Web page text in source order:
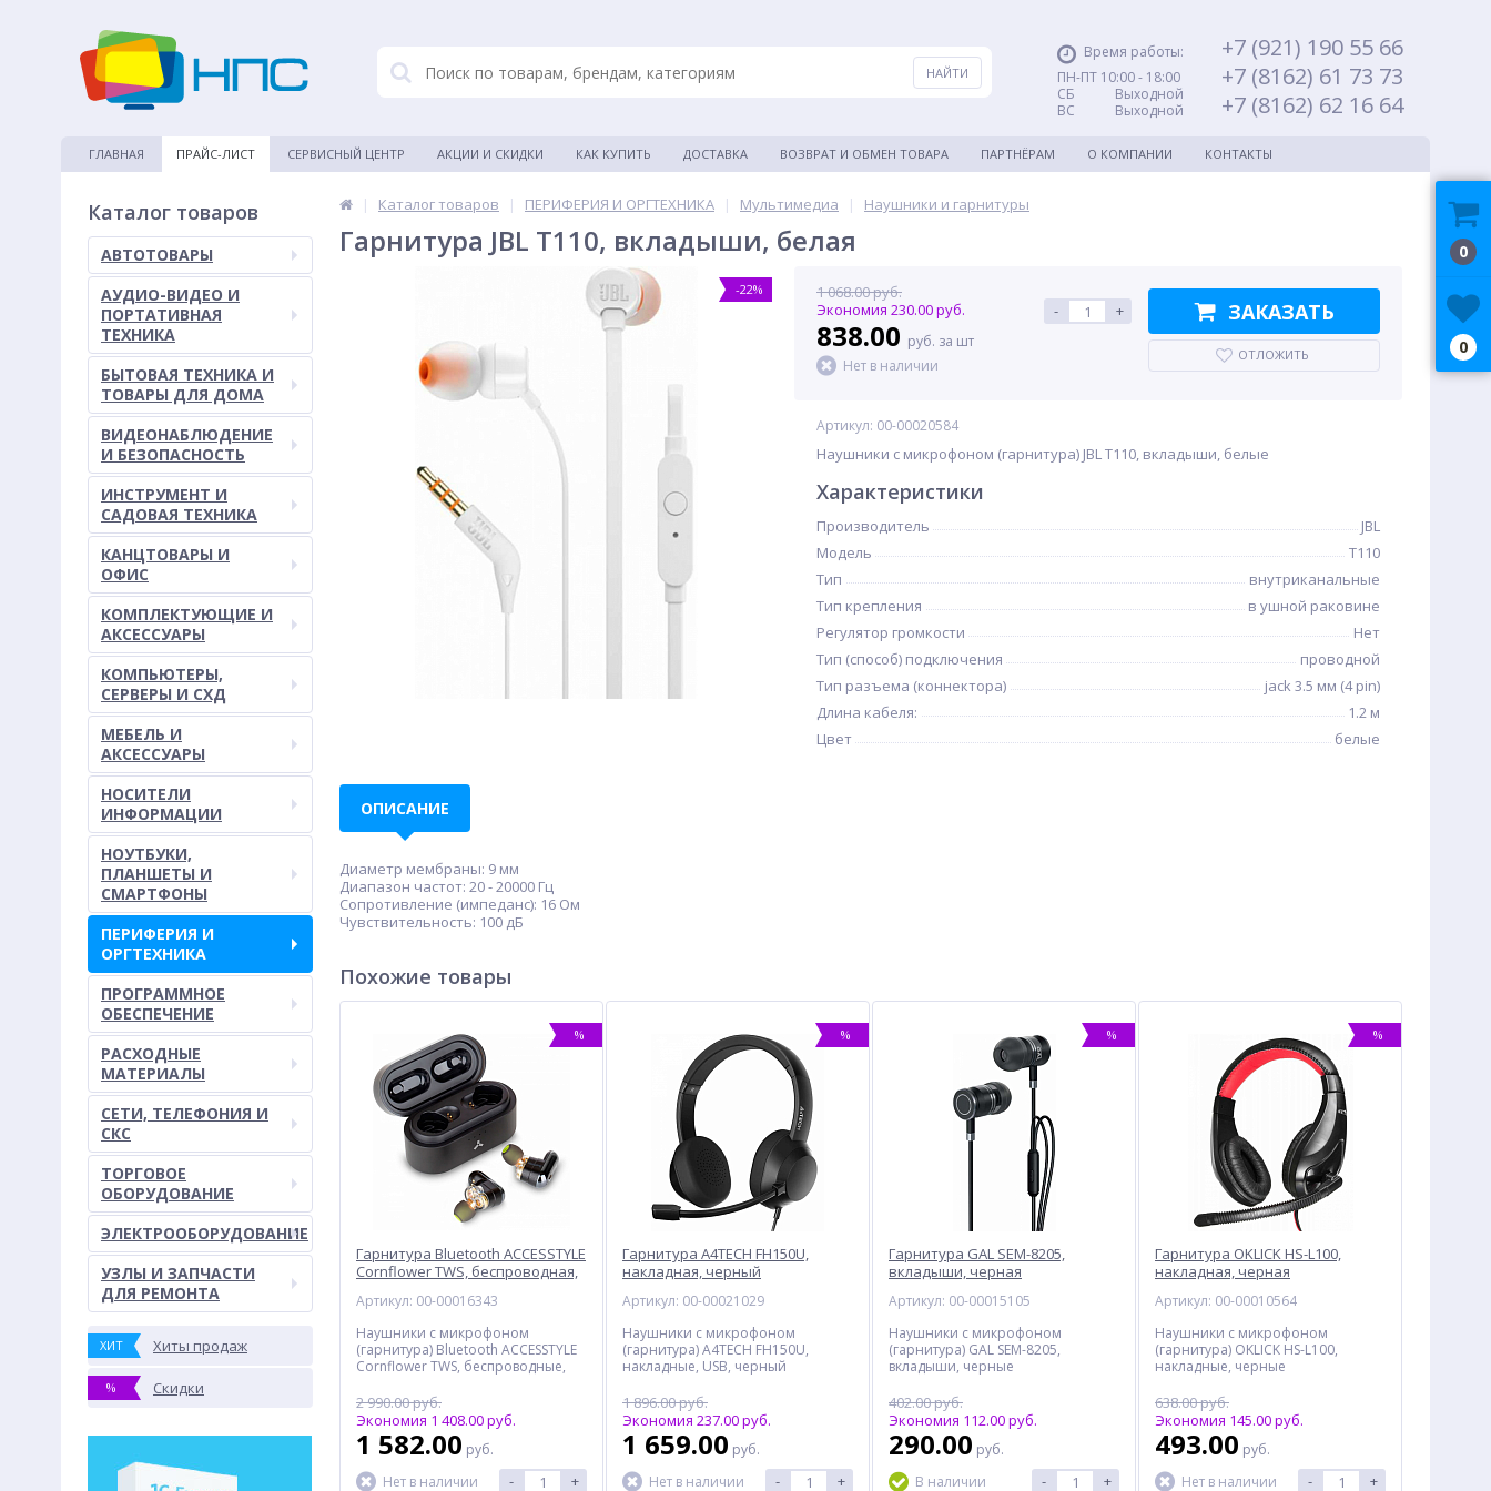
Время работы:
ПН-ПТ 10:00 - 18:00
СБ Выходной
ВС Выходной
+7 (921) 190 55 66
+7 (8162) 61 73 73
+7 (8162) 62 16 64
ГЛАВНАЯ ПРАЙС-ЛИСТ СЕРВИСНЫЙ ЦЕНТР АКЦИИ И СКИДКИ КАК КУПИТЬ ДОСТАВКА ВОЗВРАТ И ОБМЕН ТОВАРА ПАРТНЁРАМ О КОМПАНИИ КОНТАКТЫ
Каталог товаров
АВТОТОВАРЫ
АУДИО-ВИДЕО И
ПОРТАТИВНАЯ
ТЕХНИКА
БЫТОВАЯ ТЕХНИКА И
ТОВАРЫ ДЛЯ ДОМА
ВИДЕОНАБЛЮДЕНИЕ
И БЕЗОПАСНОСТЬ
ИНСТРУМЕНТ И
САДОВАЯ ТЕХНИКА
КАНЦТОВАРЫ И
ОФИС
КОМПЛЕКТУЮЩИЕ И
АКСЕССУАРЫ
КОМПЬЮТЕРЫ,
СЕРВЕРЫ И СХД
МЕБЕЛЬ И
АКСЕССУАРЫ
НОСИТЕЛИ
ИНФОРМАЦИИ
НОУТБУКИ,
ПЛАНШЕТЫ И
СМАРТФОНЫ
ПЕРИФЕРИЯ И
ОРГТЕХНИКА
ПРОГРАММНОЕ
ОБЕСПЕЧЕНИЕ
РАСХОДНЫЕ
МАТЕРИАЛЫ
СЕТИ, ТЕЛЕФОНИЯ И
СКС
ТОРГОВОЕ
ОБОРУДОВАНИЕ
ЭЛЕКТРООБОРУДОВАНИЕ
УЗЛЫ И ЗАПЧАСТИ
ДЛЯ РЕМОНТА
ХИТ Хиты продаж
% Скидки
| Каталог товаров | ПЕРИФЕРИЯ И ОРГТЕХНИКА | Мультимедиа | Наушники и гарнитуры
Гарнитура JBL T110, вкладыши, белая
-22%
1 068.00 руб.
Экономия 230.00 руб.
838.00 руб. за шт
Нет в наличии
- + ЗАКАЗАТЬ
ОТЛОЖИТЬ
Артикул: 00-00020584
Наушники с микрофоном (гарнитура) JBL T110, вкладыши, белые
Характеристики
Производитель
JBL
Модель
T110
Тип
внутриканальные
Тип крепления
в ушной раковине
Регулятор громкости
Нет
Тип (способ) подключения
проводной
Тип разъема (коннектора)
jack 3.5 мм (4 pin)
Длина кабеля:
1.2 м
Цвет
белые
ОПИСАНИЕ
Диаметр мембраны: 9 мм
Диапазон частот: 20 - 20000 Гц
Сопротивление (импеданс): 16 Ом
Чувствительность: 100 дБ
Похожие товары
%
Гарнитура Bluetooth ACCESSTYLE
Cornflower TWS, беспроводная,
черная
Артикул: 00-00016343
Наушники с микрофоном
(гарнитура) Bluetooth ACCESSTYLE
Cornflower TWS, беспроводные,
черные
2 990.00 руб.
Экономия 1 408.00 руб.
1 582.00 руб.
Нет в наличии
- +
%
Гарнитура A4TECH FH150U,
накладная, черный
Артикул: 00-00021029
Наушники с микрофоном
(гарнитура) A4TECH FH150U,
накладные, USB, черный
1 896.00 руб.
Экономия 237.00 руб.
1 659.00 руб.
Нет в наличии
- +
%
Гарнитура GAL SEM-8205,
вкладыши, черная
Артикул: 00-00015105
Наушники с микрофоном
(гарнитура) GAL SEM-8205,
вкладыши, черные
402.00 руб.
Экономия 112.00 руб.
290.00 руб.
В наличии
- +
%
Гарнитура OKLICK HS-L100,
накладная, черная
Артикул: 00-00010564
Наушники с микрофоном
(гарнитура) OKLICK HS-L100,
накладные, черные
638.00 руб.
Экономия 145.00 руб.
493.00 руб.
Нет в наличии
- +
0
0